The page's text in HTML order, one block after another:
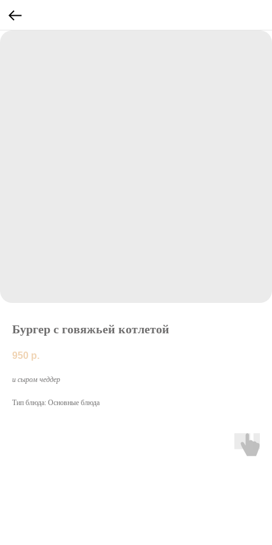
Бургер с говяжьей котлетой
950 р.
и сыром чеддер
Тип блюда: Основные блюда